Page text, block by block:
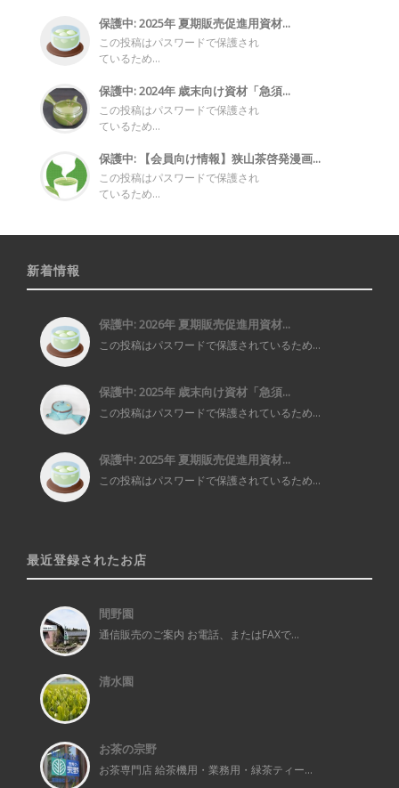
保護中: 2025年 夏期販売促進用資材...
この投稿はパスワードで保護され
ているため...
保護中: 2024年 歳末向け資材「急須...
この投稿はパスワードで保護され
ているため...
保護中: 【会員向け情報】狭山茶啓発漫画...
この投稿はパスワードで保護され
ているため...
新着情報
保護中: 2026年 夏期販売促進用資材...
この投稿はパスワードで保護されているため...
保護中: 2025年 歳末向け資材「急須...
この投稿はパスワードで保護されているため...
保護中: 2025年 夏期販売促進用資材...
この投稿はパスワードで保護されているため...
最近登録されたお店
間野園
通信販売のご案内 お電話、またはFAXで...
清水園
お茶の宗野
お茶専門店 給茶機用・業務用・緑茶ティー...